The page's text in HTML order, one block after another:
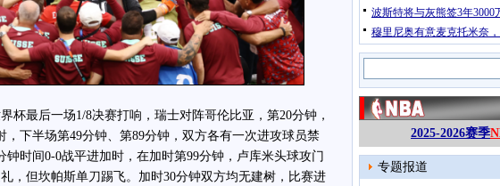
最后一场1/8决赛打响，瑞士对阵哥伦比亚，第20分钟，
下半场第49分钟、第89分钟，双方各有一次进攻球员禁
钟时间0-0战平进加时，在加时第99分钟，卢库米头球攻门
，但坎帕斯单刀踢飞。加时30分钟双方均无建树，比赛进
波斯特将与灰熊签3年3000
穆里尼奥有意麦克托米奈
2025-2026赛季
专题报道